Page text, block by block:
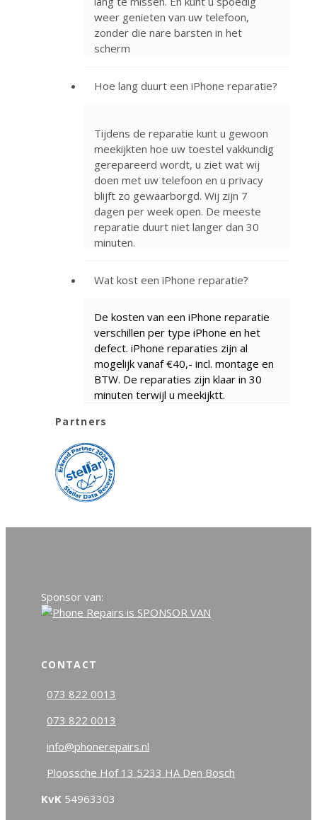
weer genieten van uw telefoon,
zonder die nare barsten in het
scherm
Hoe lang duurt een iPhone reparatie?
Tijdens de reparatie kunt u gewoon
meekijkten hoe uw toestel vakkundig
gerepareerd wordt, u ziet wat wij
doen met uw telefoon en u privacy
blijft zo gewaarborgd. Wij zijn 7
dagen per week open. De meeste
reparatie duurt niet langer dan 30
minuten.
Wat kost een iPhone reparatie?
De kosten van een iPhone reparatie
verschillen per type iPhone en het
defect. iPhone reparaties zijn al
mogelijk vanaf €40,- incl. montage en
BTW. De reparaties zijn klaar in 30
minuten terwijl u meekijktt.
Partners
Sponsor van:
CONTACT
073 822 0013
073 822 0013
info@phonerepairs.nl
Ploossche Hof 13 5233 HA Den Bosch
KvK 54963303